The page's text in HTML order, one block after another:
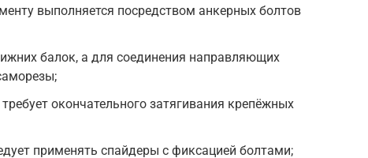
выполняется посредством анкерных болтов
балок, а для соединения направляющих
окончательного затягивания крепёжных
применять спайдеры с фиксацией болтами;